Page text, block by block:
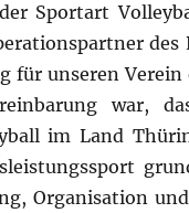
Sportart
für unseren
war,
im Land
Organisation